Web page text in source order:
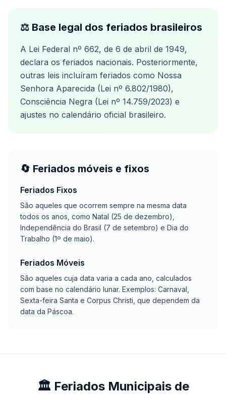
⚖️ Base legal dos feriados brasileiros
A Lei Federal nº 662, de 6 de abril de 1949,
declara os feriados nacionais. Posteriormente,
outras leis incluíram feriados como Nossa
Senhora Aparecida (Lei nº 6.802/1980),
Consciência Negra (Lei nº 14.759/2023) e
ajustes no calendário oficial brasileiro.
🔄 Feriados móveis e fixos
Feriados Fixos
São aqueles que ocorrem sempre na mesma data
todos os anos, como Natal (25 de dezembro),
Independência do Brasil (7 de setembro) e Dia do
Trabalho (1º de maio).
Feriados Móveis
São aqueles cuja data varia a cada ano, calculados
com base no calendário lunar. Exemplos: Carnaval,
Sexta-feira Santa e Corpus Christi, que dependem da
data da Páscoa.
🏛️ Feriados Municipais de